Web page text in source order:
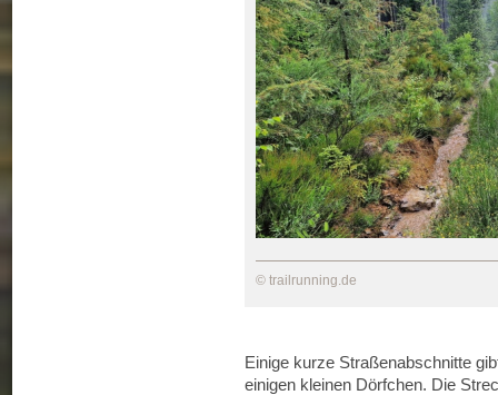
© trailrunning.de
Einige kurze Straßenabschnitte
einigen kleinen Dörfchen. Die